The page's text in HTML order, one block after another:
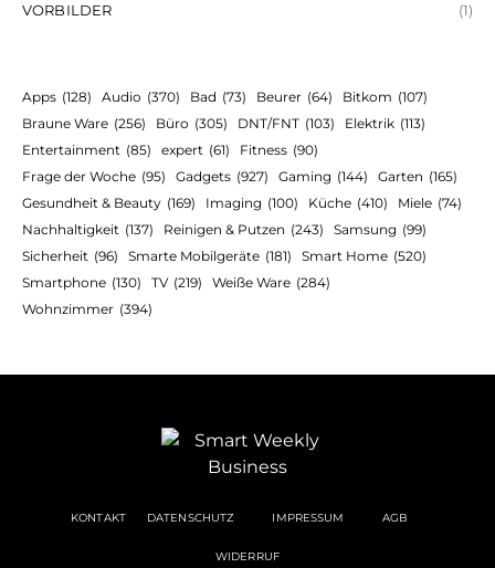
VORBILDER (1)
Apps (128) Audio (370) Bad (73) Beurer (64) Bitkom (107)
Braune Ware (256) Büro (305) DNT/FNT (103) Elektrik (113)
Entertainment (85) expert (61) Fitness (90)
Frage der Woche (95) Gadgets (927) Gaming (144) Garten (165)
Gesundheit & Beauty (169) Imaging (100) Küche (410) Miele (74)
Nachhaltigkeit (137) Reinigen & Putzen (243) Samsung (99)
Sicherheit (96) Smarte Mobilgeräte (181) Smart Home (520)
Smartphone (130) TV (219) Weiße Ware (284)
Wohnzimmer (394)
KONTAKT DATENSCHUTZ IMPRESSUM AGB
WIDERRUF